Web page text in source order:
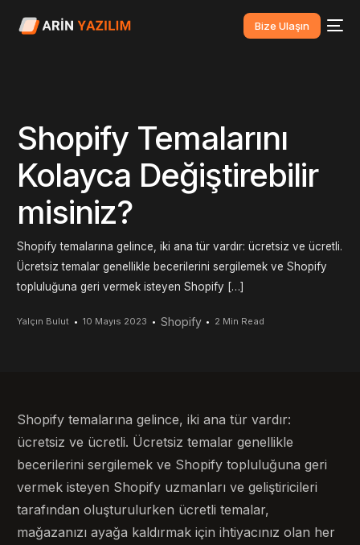
Bize Ulaşın
Shopify Temalarını
Kolayca Değiştirebilir
misiniz?
Shopify temalarına gelince, iki ana tür vardır: ücretsiz ve ücretli.
Ücretsiz temalar genellikle becerilerini sergilemek ve Shopify
topluluğuna geri vermek isteyen Shopify […]
Yalçın Bulut 10 Mayıs 2023 Shopify 2 Min Read
Shopify temalarına gelince, iki ana tür vardır:
ücretsiz ve ücretli. Ücretsiz temalar genellikle
becerilerini sergilemek ve Shopify topluluğuna geri
vermek isteyen Shopify uzmanları ve geliştiricileri
tarafından oluşturulurken ücretli temalar,
mağazanızı ayağa kaldırmak için ihtiyacınız olan her